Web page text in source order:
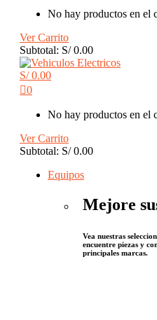
No hay productos en el
Ver Carrito
Subtotal: S/0.00
S/0.00
0
No hay productos en el
Ver Carrito
Subtotal: S/0.00
Equipos
Mejore
Vea nuestras
encuentre piezas y
principales marcas.